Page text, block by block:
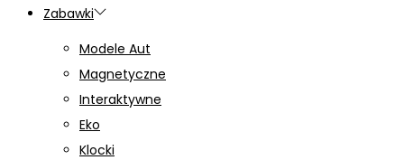
Zabawki
Modele Aut
Magnetyczne
Interaktywne
Eko
Klocki